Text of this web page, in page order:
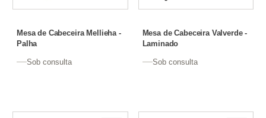
Mesa de Cabeceira Mellieha -
Palha
Sob consulta
Mesa de Cabeceira Valverde -
Laminado
Sob consulta